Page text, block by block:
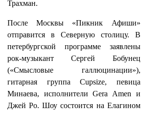
Трахман.
После Москвы «Пикник Афиши»
отправится в Северную столицу. В
петербургской программе заявлены
рок-музыкант Сергей Бобунец
(«Смысловые галлюцинации»),
гитарная группа Cupsize, певица
Минаева, исполнители Gera Amen и
Джей Ро. Шоу состоится на Елагином